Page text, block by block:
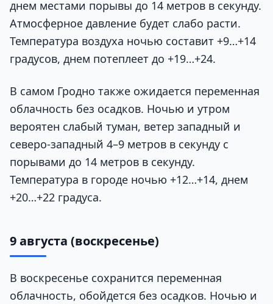
днем местами порывы до 14 метров в секунду.
Атмосферное давление будет слабо расти.
Температура воздуха ночью составит +9…+14
градусов, днем потеплеет до +19…+24.
В самом Гродно также ожидается переменная
облачность без осадков. Ночью и утром
вероятен слабый туман, ветер западный и
северо-западный 4–9 метров в секунду с
порывами до 14 метров в секунду.
Температура в городе ночью +12…+14, днем
+20…+22 градуса.
9 августа (воскресенье)
В воскресенье сохранится переменная
облачность, обойдется без осадков. Ночью и